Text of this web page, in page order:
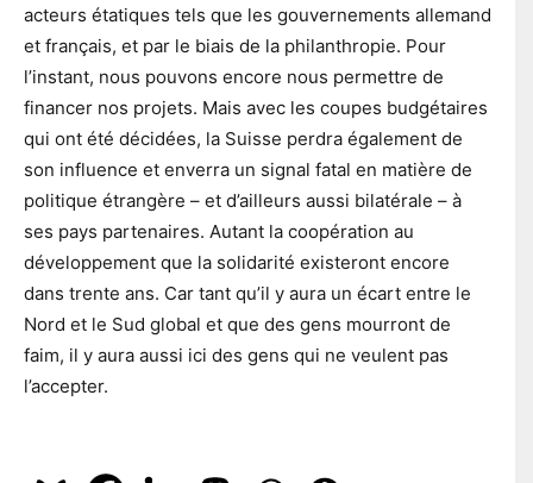
acteurs étatiques tels que les gouvernements allemand
et français, et par le biais de la philanthropie. Pour
l’instant, nous pouvons encore nous permettre de
financer nos projets. Mais avec les coupes budgétaires
qui ont été décidées, la Suisse perdra également de
son influence et enverra un signal fatal en matière de
politique étrangère – et d’ailleurs aussi bilatérale – à
ses pays partenaires. Autant la coopération au
développement que la solidarité existeront encore
dans trente ans. Car tant qu’il y aura un écart entre le
Nord et le Sud global et que des gens mourront de
faim, il y aura aussi ici des gens qui ne veulent pas
l’accepter.